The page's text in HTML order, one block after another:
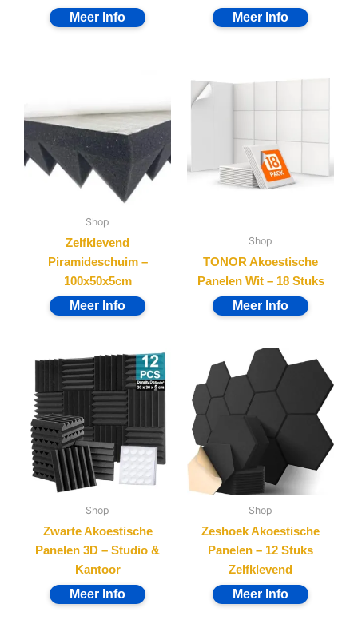
Shop
Zelfklevend
Piramideschuim –
100x50x5cm
Shop
TONOR Akoestische
Panelen Wit – 18 Stuks
Shop
Zwarte Akoestische
Panelen 3D – Studio &
Kantoor
Shop
Zeshoek Akoestische
Panelen – 12 Stuks
Zelfklevend